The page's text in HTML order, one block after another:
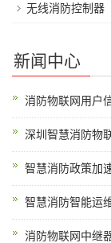
无线消防控制器
新闻中心
消防物联网用户
深圳智慧消防物
智慧消防政策加
智慧消防智能运
消防物联网中继